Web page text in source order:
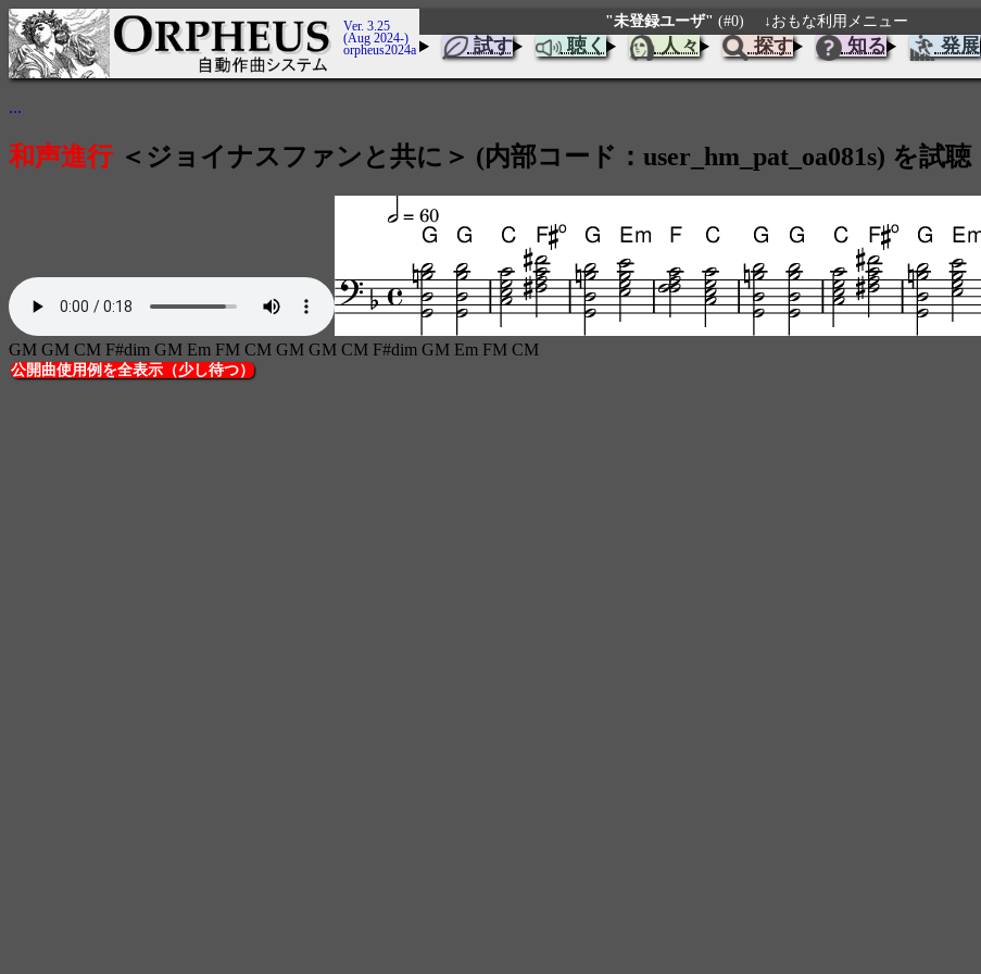
Ver. 3.25
(Aug 2024-)
orpheus2024a
"未登録ユーザ" (#0) ↓おもな利用メニュー
試す 聴く 人々 探す 知る 発展
...
和声進行＜ジョイナスファンと共に＞ (内部コード：user_hm_pat_oa081s) を試聴
GM GM CM F#dim GM Em FM CM GM GM CM F#dim GM Em FM CM
公開曲使用例を全表示（少し待つ）